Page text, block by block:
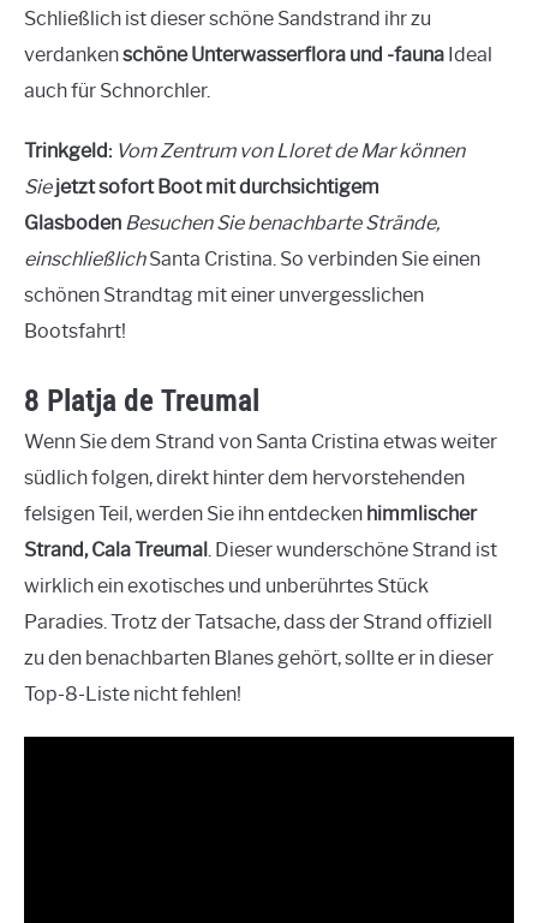
Schließlich ist dieser schöne Sandstrand ihr zu
verdankenschöne Unterwasserflora und -fauna Ideal
auch für Schnorchler.
Trinkgeld: Vom Zentrum von Lloret de Mar können
Sie jetzt sofortBoot mit durchsichtigem
Glasboden Besuchen Sie benachbarte Strände,
einschließlich Santa Cristina. So verbinden Sie einen
schönen Strandtag mit einer unvergesslichen
Bootsfahrt!
8 Platja de Treumal
Wenn Sie dem Strand von Santa Cristina etwas weiter
südlich folgen, direkt hinter dem hervorstehenden
felsigen Teil, werden Sie ihn entdecken himmlischer
Strand, Cala Treumal. Dieser wunderschöne Strand ist
wirklich ein exotisches und unberührtes Stück
Paradies. Trotz der Tatsache, dass der Strand offiziell
zu den benachbarten Blanes gehört, sollte er in dieser
Top-8-Liste nicht fehlen!